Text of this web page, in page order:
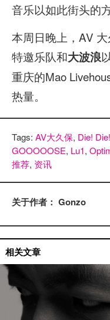
音乐以如此街头的
本周日晚上，AV
特邀乐队和大波浪
重庆的Mao
热量。
Tags: AV大久保, Die!
GOOOOOSE, Lu1,
推荐, 资讯
关于作者： Gonzo
相关文章
国内艺人